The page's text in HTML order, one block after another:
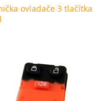
ovladače 3 tlačítka